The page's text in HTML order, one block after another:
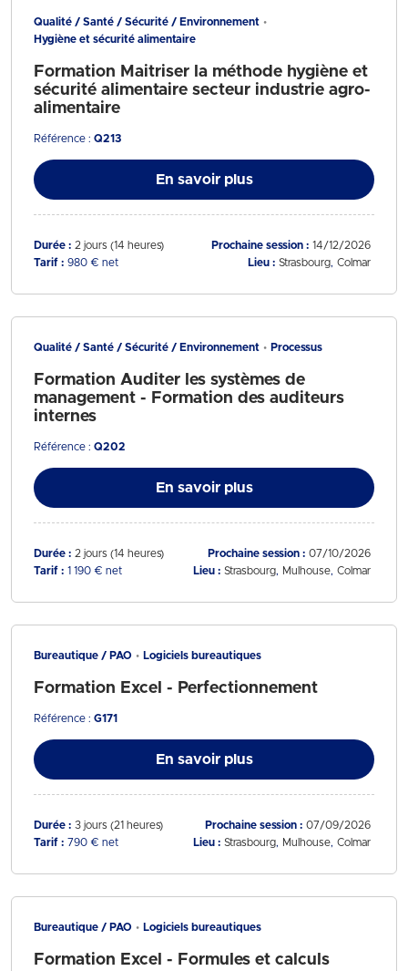
Qualité / Santé / Sécurité / Environnement
Hygiène et sécurité alimentaire
Formation Maitriser la méthode hygiène et
sécurité alimentaire secteur industrie agro-
alimentaire
Référence : Q213
En savoir plus
Durée : 2 jours (14 heures) Prochaine session : 14/12/2026
Tarif : 980 € net Lieu : Strasbourg Colmar
Qualité / Santé / Sécurité / Environnement Processus
Formation Auditer les systèmes de
management - Formation des auditeurs
internes
Référence : Q202
En savoir plus
Durée : 2 jours (14 heures) Prochaine session : 07/10/2026
Tarif : 1 190 € net Lieu : Strasbourg Mulhouse Colmar
Bureautique / PAO Logiciels bureautiques
Formation Excel - Perfectionnement
Référence : G171
En savoir plus
Durée : 3 jours (21 heures) Prochaine session : 07/09/2026
Tarif : 790 € net Lieu : Strasbourg Mulhouse Colmar
Bureautique / PAO Logiciels bureautiques
Formation Excel - Formules et calculs